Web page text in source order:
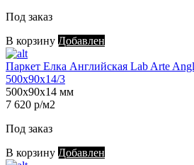
Под заказ
В корзину Добавлен
Паркет Елка Английская Lab Arte
500х90х14/3
500х90х14 мм
7 620 р/м2
Под заказ
В корзину Добавлен